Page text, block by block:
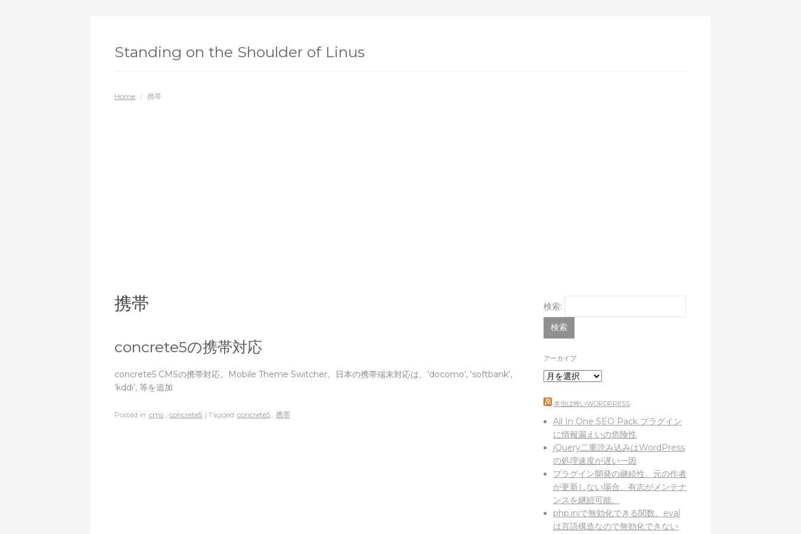
Standing on the Shoulder of Linus
Home / 携帯
携帯
concrete5の携帯対応
concrete5 CMSの携帯対応。Mobile Theme Switcher。日本の携帯端末対応は、’docomo’, ‘softbank’,
‘kddi’, 等を追加
Posted in cms , concrete5 | Tagged concrete5 , 携帯
検索:
アーカイブ
本当は怖いWORDPRESS
All In One SEO Pack プラグイン
に情報漏えいの危険性
jQuery二重読み込みはWordPress
の処理速度が遅い一因
プラグイン開発の継続性。元の作者
が更新しない場合、有志がメンテナ
ンスを継続可能。
php.iniで無効化できる関数。eval
は言語構造なので無効化できない